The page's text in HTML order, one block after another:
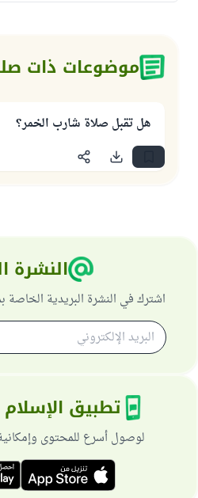
موضوعات ذات
هل تقبل صلاة شارب الخمر؟
النشرة
اشترك في النشرة البريدية
تطبيق
لوصول أسرع للمحتوى